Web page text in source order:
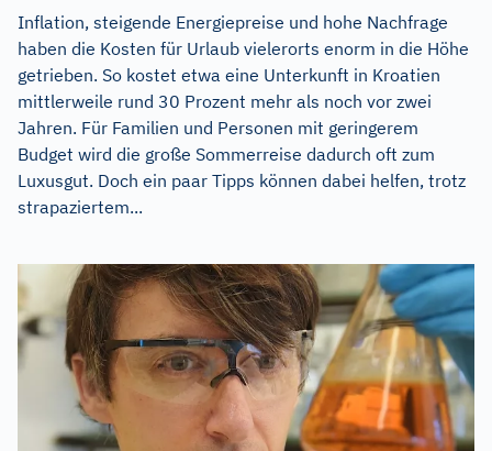
Inflation, steigende Energiepreise und hohe Nachfrage
haben die Kosten für Urlaub vielerorts enorm in die Höhe
getrieben. So kostet etwa eine Unterkunft in Kroatien
mittlerweile rund 30 Prozent mehr als noch vor zwei
Jahren. Für Familien und Personen mit geringerem
Budget wird die große Sommerreise dadurch oft zum
Luxusgut. Doch ein paar Tipps können dabei helfen, trotz
strapaziertem...